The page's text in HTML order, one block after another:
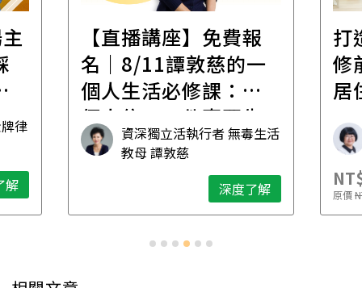
活
解
打造安心住的家｜裝
修前必懂！住到老的
居住規劃全攻略
林黛羚
深度了解 原